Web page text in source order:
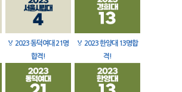
🏅 2023 동덕여대 21명
합격!
🏅 2023 한양대 13명합
격!